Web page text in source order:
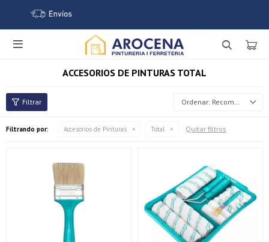

ACCESORIOS DE PINTURAS TOTAL
Recomendados
Filtrando por: Accesorios de Pinturas Total Quitar filtros